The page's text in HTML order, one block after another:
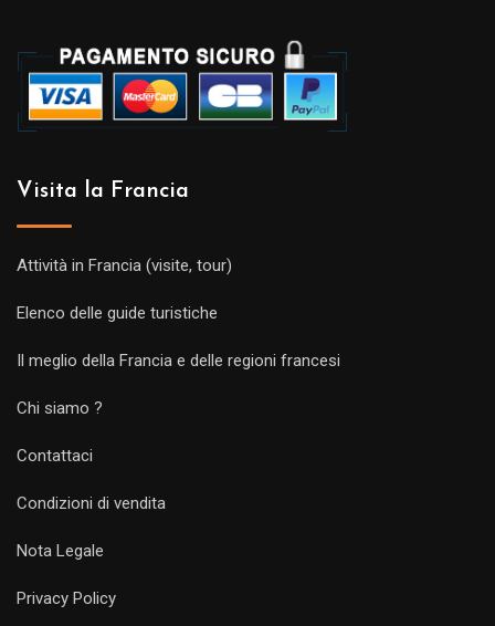
Visita la Francia
Attività in Francia (visite, tour)
Elenco delle guide turistiche
Il meglio della Francia e delle regioni francesi
Chi siamo ?
Contattaci
Condizioni di vendita
Nota Legale
Privacy Policy